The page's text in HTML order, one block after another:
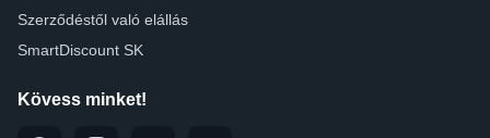
Szerződéstől való elállás
SmartDiscount SK
Kövess minket!